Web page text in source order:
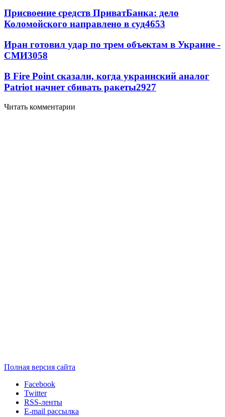
Присвоение средств ПриватБанка: дело
Коломойского направлено в суд4653
Иран готовил удар по трем объектам в Украине -
СМИ3058
В Fire Point сказали, когда украинский аналог
Patriot начнет сбивать ракеты2927
Читать комментарии
Полная версия сайта
Facebook
Twitter
RSS-ленты
E-mail рассылка